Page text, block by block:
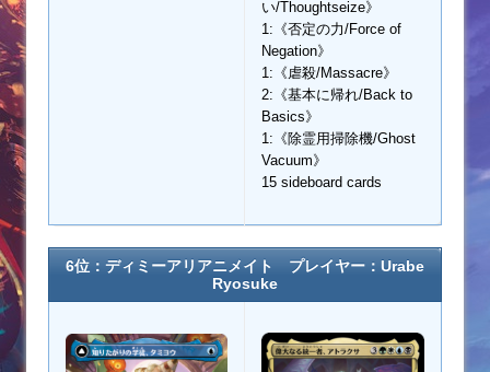
い/Thoughtseize》
1:《否定の力/Force of
Negation》
1:《虐殺/Massacre》
2:《基本に帰れ/Back to
Basics》
1:《除霊用掃除機/Ghost
Vacuum》
15 sideboard cards
6位：ディミーアリアニメイト プレイヤー：Urabe
Ryosuke